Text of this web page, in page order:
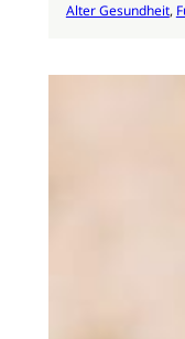
Alter Gesundheit,